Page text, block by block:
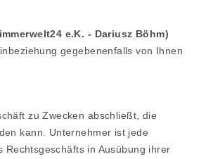
e.K. - Dariusz Böhm)
gegebenenfalls von Ihnen
zu Zwecken abschließt, die
kann. Unternehmer ist jede
in Ausübung ihrer